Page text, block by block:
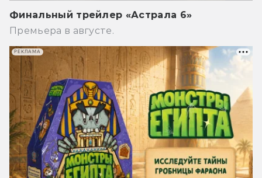
Финальный трейлер «Астрала 6»
Премьера в августе.
РЕКЛАМА